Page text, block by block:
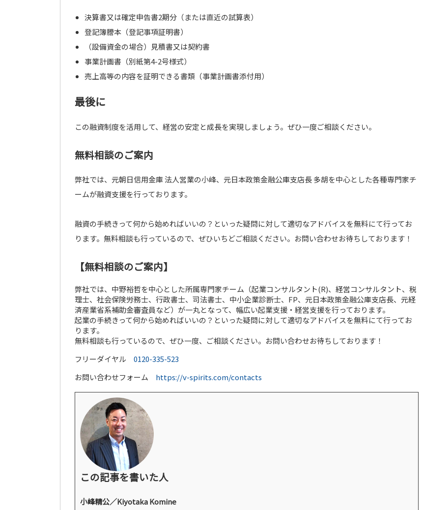
決算書又は確定申告書2期分（または直近の試算表）
登記簿謄本（登記事項証明書）
（設備資金の場合）見積書又は契約書
事業計画書（別紙第4-2号様式）
売上高等の内容を証明できる書類（事業計画書添付用）
最後に
この融資制度を活用して、経営の安定と成長を実現しましょう。ぜひ一度ご相談ください。
無料相談のご案内
弊社では、元朝日信用金庫 法人営業の小峰、元日本政策金融公庫支店長 多胡を中心とした各種専門家チ
ームが融資支援を行っております。
融資の手続きって何から始めればいいの？といった疑問に対して適切なアドバイスを無料にて行ってお
ります。無料相談も行っているので、ぜひいちどご相談ください。お問い合わせお待ちしております！
【無料相談のご案内】
弊社では、中野裕哲を中心とした所属専門家チーム（起業コンサルタント(R)、経営コンサルタント、税
理士、社会保険労務士、行政書士、司法書士、中小企業診断士、FP、元日本政策金融公庫支店長、元経
済産業省系補助金審査員など）が一丸となって、幅広い起業支援・経営支援を行っております。
起業の手続きって何から始めればいいの？といった疑問に対して適切なアドバイスを無料にて行ってお
ります。
無料相談も行っているので、ぜひ一度、ご相談ください。お問い合わせお待ちしております！
フリーダイヤル 0120-335-523
お問い合わせフォーム https://v-spirits.com/contacts
この記事を書いた人
小峰精公／Kiyotaka Komine